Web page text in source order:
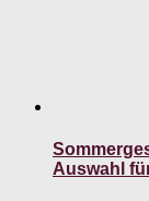
Auswahl